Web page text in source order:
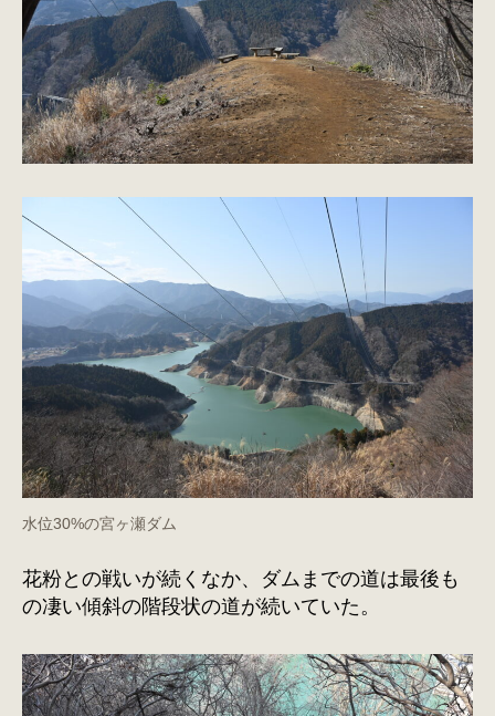
水位30%の宮ヶ瀬ダム
花粉との戦いが続くなか、ダムまでの道は最後も
の凄い傾斜の階段状の道が続いていた。